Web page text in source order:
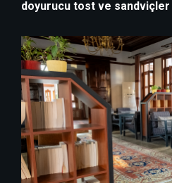
doyurucu tost ve sandviçler